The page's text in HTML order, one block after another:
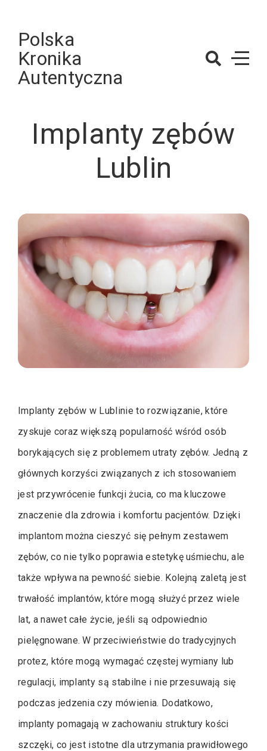
contentPolska
Kronika
Autentyczna
Implanty zębów
Lublin
Implanty zębów w Lublinie to rozwiązanie, które
zyskuje coraz większą popularność wśród osób
borykających się z problemem utraty zębów. Jedną z
głównych korzyści związanych z ich stosowaniem
jest przywrócenie funkcji żucia, co ma kluczowe
znaczenie dla zdrowia i komfortu pacjentów. Dzięki
implantom można cieszyć się pełnym zestawem
zębów, co nie tylko poprawia estetykę uśmiechu, ale
także wpływa na pewność siebie. Kolejną zaletą jest
trwałość implantów, które mogą służyć przez wiele
lat, a nawet całe życie, jeśli są odpowiednio
pielęgnowane. W przeciwieństwie do tradycyjnych
protez, które mogą wymagać częstej wymiany lub
regulacji, implanty są stabilne i nie przesuwają się
podczas jedzenia czy mówienia. Dodatkowo,
implanty pomagają w zachowaniu struktury kości
szczęki, co jest istotne dla utrzymania prawidłowego